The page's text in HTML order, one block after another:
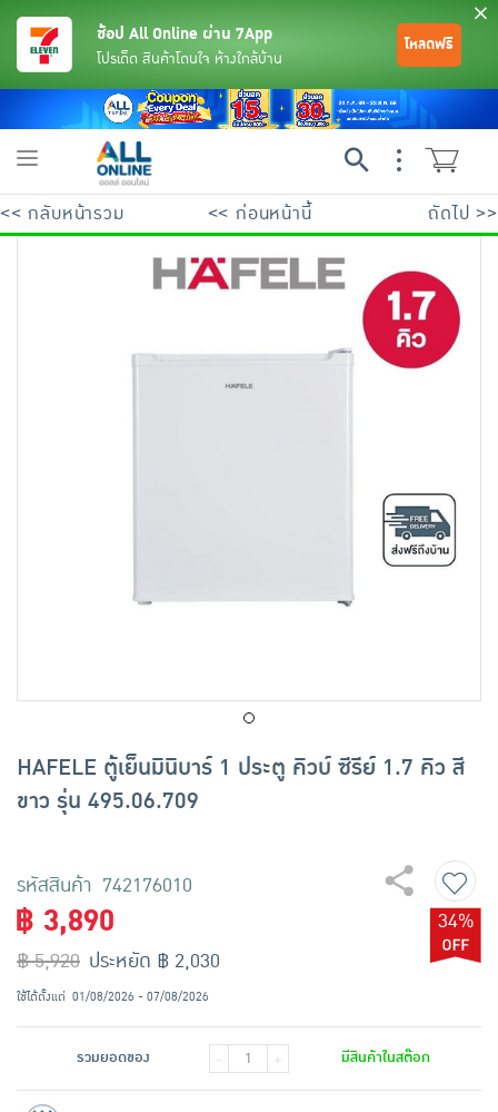
ช้อป All Online ผ่าน 7App
โปรเด็ด สินค้าโดนใจ ห้างใกล้บ้าน
โหลดฟรี
Toggle
<< กลับหน้ารวม << ก่อนหน้านี้ ถัดไป >>
HAFELE ตู้เย็นมินิบาร์ 1 ประตู คิวบ์ ซีรีย์ 1.7 คิว สี
ขาว รุ่น 495.06.709
รหัสสินค้า 742176010
฿ 3,890
฿ 5,920
34%
ประหยัด ฿ 2,030
ใช้ได้ตั้งแต่ 01/08/2026 - 07/08/2026
รวมยอดของ - + มีสินค้าในสต๊อก